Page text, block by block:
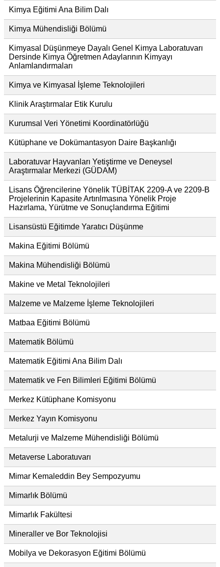
Kimya Eğitimi Ana Bilim Dalı
Kimya Mühendisliği Bölümü
Kimyasal Düşünmeye Dayalı Genel Kimya Laboratuvarı
Dersinde Kimya Öğretmen Adaylarının Kimyayı
Anlamlandırmaları
Kimya ve Kimyasal İşleme Teknolojileri
Klinik Araştırmalar Etik Kurulu
Kurumsal Veri Yönetimi Koordinatörlüğü
Kütüphane ve Dokümantasyon Daire Başkanlığı
Laboratuvar Hayvanları Yetiştirme ve Deneysel
Araştırmalar Merkezi (GÜDAM)
Lisans Öğrencilerine Yönelik TÜBİTAK 2209-A ve 2209-B
Projelerinin Kapasite Artırılmasına Yönelik Proje
Hazırlama, Yürütme ve Sonuçlandırma Eğitimi
Lisansüstü Eğitimde Yaratıcı Düşünme
Makina Eğitimi Bölümü
Makina Mühendisliği Bölümü
Makine ve Metal Teknolojileri
Malzeme ve Malzeme İşleme Teknolojileri
Matbaa Eğitimi Bölümü
Matematik Bölümü
Matematik Eğitimi Ana Bilim Dalı
Matematik ve Fen Bilimleri Eğitimi Bölümü
Merkez Kütüphane Komisyonu
Merkez Yayın Komisyonu
Metalurji ve Malzeme Mühendisliği Bölümü
Metaverse Laboratuvarı
Mimar Kemaleddin Bey Sempozyumu
Mimarlık Bölümü
Mimarlık Fakültesi
Mineraller ve Bor Teknolojisi
Mobilya ve Dekorasyon Eğitimi Bölümü